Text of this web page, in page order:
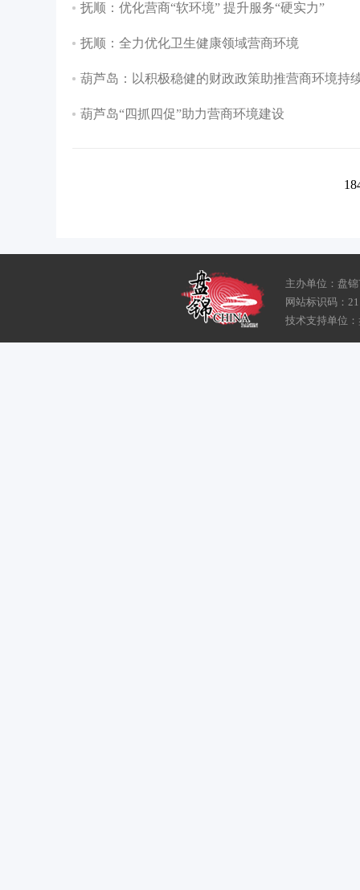
抚顺：优化营商“软环境” 提升服务“硬实力”
抚顺：全力优化卫生健康领域营商环境
葫芦岛：以积极稳健的财政政策助推营商环境持
葫芦岛“四抓四促”助力营商环境建设
主办单位：盘
网站标识码：
技术支持单位